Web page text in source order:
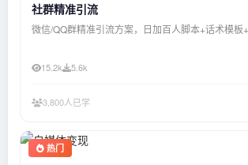
社群精准引流
微信/QQ群精准引流方案，日加百人脚本+话术模板
15.2k 5.6k
3,800人已学
热门